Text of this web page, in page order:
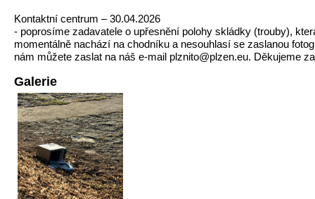
Kontaktní centrum – 30.04.2026
- poprosíme zadavatele o upřesnění polohy skládky (trouby),
momentálně nachází na chodníku a nesouhlasí se zaslanou
nám můžete zaslat na náš e-mail plznito@plzen.eu. Děkujeme
Galerie